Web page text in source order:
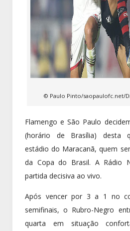
© Paulo Pinto/saopaulofc.net/
Flamengo e São Paulo
(horário de Brasília) desta
estádio do Maracanã, quem
da Copa do Brasil. A Rádio
partida decisiva ao vivo.
Após vencer por 3 a 1 no
semifinais, o Rubro-Negro
quarta em situação